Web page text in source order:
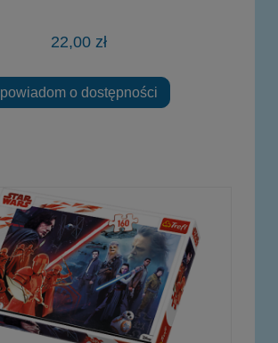
22,00 zł
powiadom o dostępności